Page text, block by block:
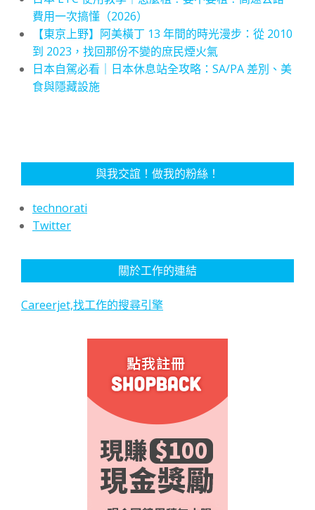
費用一次搞懂（2026）
【東京上野】阿美橫丁 13 年間的時光漫步：從 2010
到 2023，找回那份不變的庶民煙火氣
日本自駕必看｜日本休息站全攻略：SA/PA 差別、美
食與隱藏設施
與我交誼！做我的粉絲！
technorati
Twitter
關於工作的連結
Careerjet,找工作的搜尋引擎